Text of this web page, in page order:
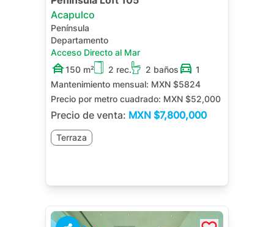
Acapulco
Península
Departamento
Acceso Directo al Mar
150 m²
2 rec. 2 baños
1
Mantenimiento mensual: MXN $5824
Precio por metro cuadrado: MXN $52,000
Precio de venta: MXN $7,800,000
Terraza